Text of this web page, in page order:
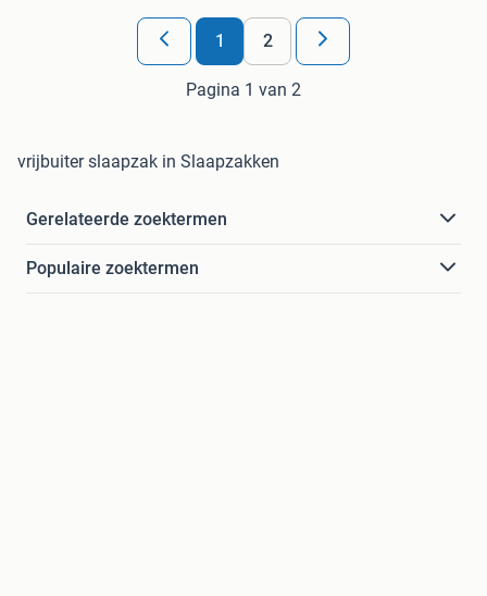
1 2
Pagina 1 van 2
vrijbuiter slaapzak in Slaapzakken
Gerelateerde zoektermen
Populaire zoektermen